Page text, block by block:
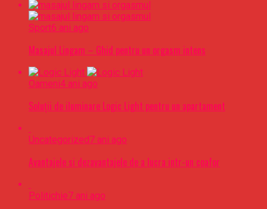
Sport6 ani ago
Masajul Lingam – Ghid pentru un orgasm intens
Oameni4 ani ago
Soluții de iluminare Logic Light pentru un apartament
Uncategorized7 ani ago
Avantajele si dezavantajele de a lucra intr-un coafor
Politichie7 ani ago